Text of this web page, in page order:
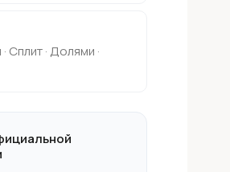
Сплит · Долями ·